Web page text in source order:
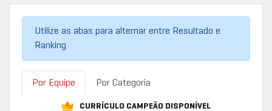
Utilize as abas para alternar entre Resultado e
Ranking
Por Equipe Por Categoria
CURRÍCULO CAMPEÃO DISPONÍVEL